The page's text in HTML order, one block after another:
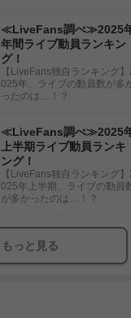
≪LiveFans調べ≫2025
年間ライブ動員ランキン
グ！
【LiveFans独自ランキング】
025年、ライブの動員数が多
ったのは…！？
≪LiveFans調べ≫2025
上半期ライブ動員ランキ
ング！
【LiveFans独自ランキング】
025年上半期、ライブの動員
が多かったのは…！？
もっと見る